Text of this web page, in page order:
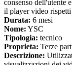
consenso dell'utente
il player video
Durata: 6 mesi
Nome: YSC
Tipologia: tecnico
Proprieta: Terze
Descrizione: